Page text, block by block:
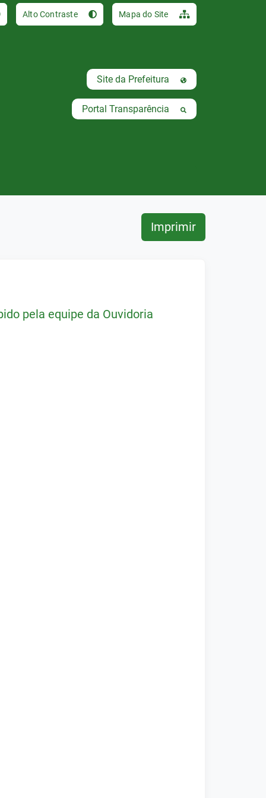
Alto Contraste Mapa do Site
Site da Prefeitura
Portal Transparência
Imprimir
pela equipe da Ouvidoria